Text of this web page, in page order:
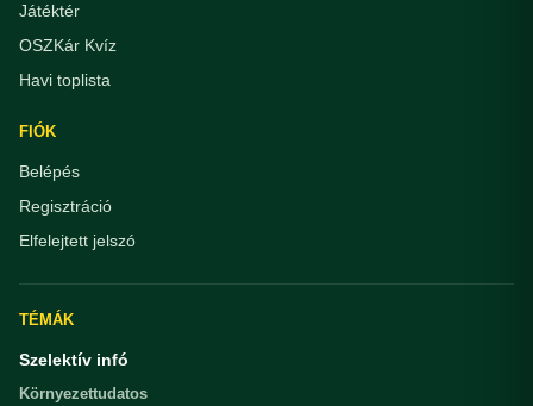
Játéktér
OSZKár Kvíz
Havi toplista
FIÓK
Belépés
Regisztráció
Elfelejtett jelszó
TÉMÁK
Szelektív infó
Környezettudatos